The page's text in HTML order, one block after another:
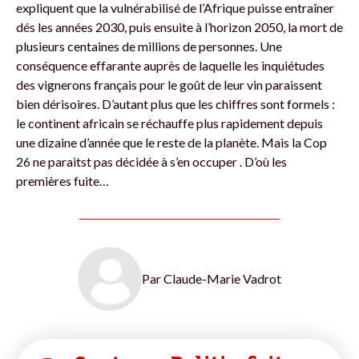
expliquent que la vulnérabilisé de l’Afrique puisse entraîner
dés les années 2030, puis ensuite à l’horizon 2050, la mort de
plusieurs centaines de millions de personnes. Une
conséquence effarante auprès de laquelle les inquiétudes
des vignerons français pour le goût de leur vin paraissent
bien dérisoires. D’autant plus que les chiffres sont formels :
le continent africain se réchauffe plus rapidement depuis
une dizaine d’année que le reste de la planète. Mais la Cop
26 ne paraitst pas décidée à s’en occuper . D’où les
premières fuite…
ParClaude-Marie Vadrot